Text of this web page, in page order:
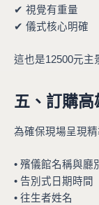
✔ 視覺有重量
✔ 儀式核心明確
這也是12500元主
五、訂購
為確保現場呈現精
• 殯儀館名稱與廳
• 告別式日期時間
• 往生者姓名